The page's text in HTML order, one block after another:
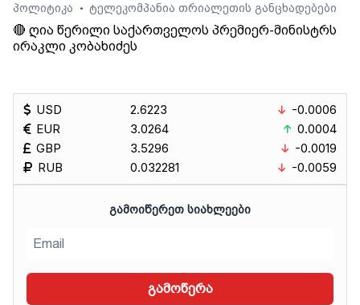
პოლიტიკა
• ტელეკომპანია თრიალეთის განცხადებები
🔴 ღია წერილი საქართველოს პრემიერ-მინისტრს
ირაკლი კობახიძეს
USD
EUR
GBP
RUB
2.6223
3.0264
3.5296
0.032281
-0.0006
0.0004
-0.0019
-0.0059
ᲒᲐᲛᲝᲘᲬᲔᲠᲔᲗ ᲡᲘᲐᲮᲚᲔᲔᲑᲘ
გამოწერა